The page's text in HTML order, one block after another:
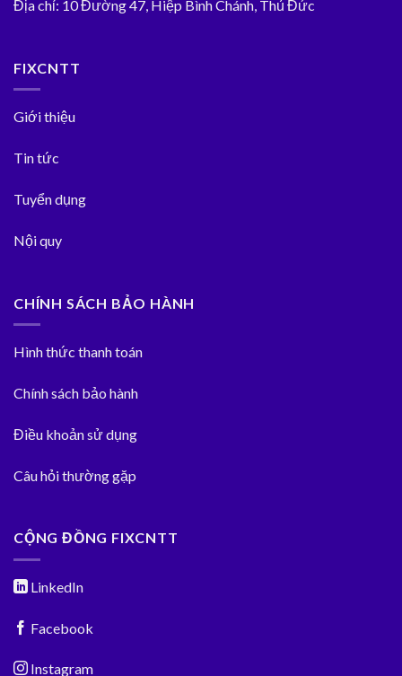
Địa chỉ: 10 Đường 47, Hiệp Bình Chánh, Thủ Đức
FIXCNTT
Giới thiệu
Tin tức
Tuyển dụng
Nội quy
CHÍNH SÁCH BẢO HÀNH
Hình thức thanh toán
Chính sách bảo hành
Điều khoản sử dụng
Câu hỏi thường gặp
CỘNG ĐỒNG FIXCNTT
LinkedIn
Facebook
Instagram